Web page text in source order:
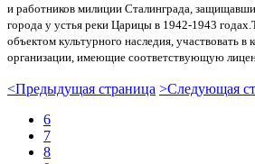
и работников милиции Сталинграда,
города у устья реки Царицы в 1942-1943
объектом культурного наследия, участвовать в
организации, имеющие соответствующую
<Предыдущая страница >Следующая
6
7
8